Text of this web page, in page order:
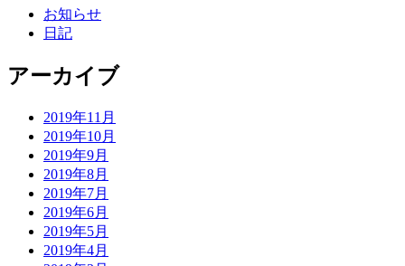
お知らせ
日記
アーカイブ
2019年11月
2019年10月
2019年9月
2019年8月
2019年7月
2019年6月
2019年5月
2019年4月